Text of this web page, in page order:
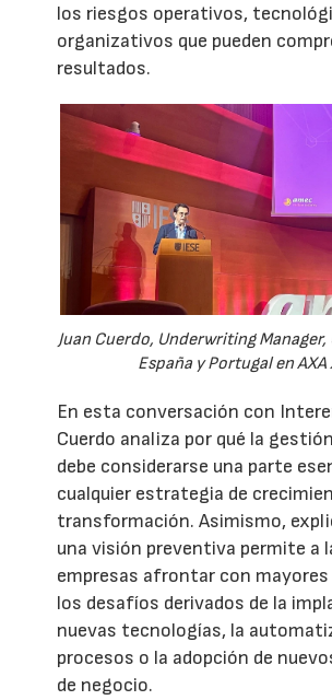
los riesgos operativos,
organizativos que pueden
resultados.
Juan Cuerdo, Underwriting
España y Portugal en AXA
En esta conversación con
Cuerdo analiza por qué la
debe considerarse una parte
cualquier estrategia de
transformación. Asimismo,
una visión preventiva permite a
empresas afrontar con
los desafíos derivados de la
nuevas tecnologías, la
procesos o la adopción de
de negocio.